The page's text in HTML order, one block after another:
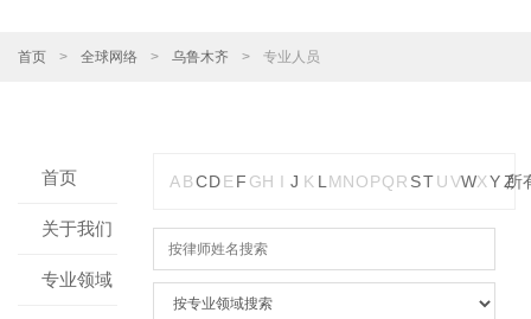
首页 > 全球网络 > 乌鲁木齐 > 专业人员
首页
关于我们
专业领域
ABCDE F GH I J K L MNOPQR STUVWX YZ
所